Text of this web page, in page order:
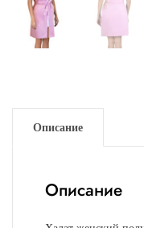
Описание
Описание